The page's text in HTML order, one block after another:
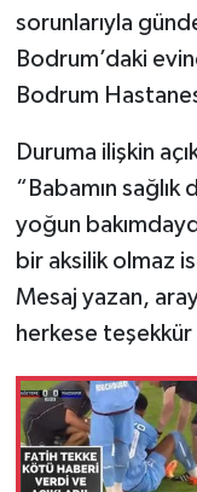
sorunlarıyla
Bodrum’daki
Bodrum
Duruma ilişkin
“Babamın
yoğun
bir aksilik olmaz
Mesaj yazan,
herkese